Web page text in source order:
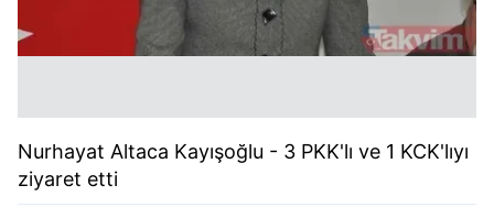
Nurhayat Altaca Kayışoğlu - 3 PKK'lı ve 1 KCK'lıyı
ziyaret etti